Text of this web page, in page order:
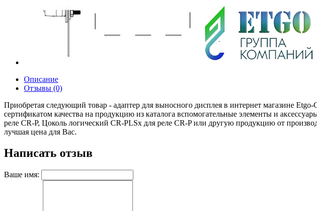
Описание
Отзывы (0)
Приобретая следующий товар - адаптер для выносного дисплея в интернет магазине
сертификатом качества на продукцию из каталога вспомогательные элементы и
реле CR-P, Цоколь логический CR-PLSх для реле CR-P или другую продукцию от
лучшая цена для Вас.
Написать отзыв
Ваше имя: